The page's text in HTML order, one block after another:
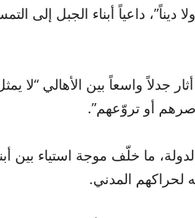
داعياً أبناء الجبل إلى
جدلاً واسعاً بين الأهالي “لا
أو تروّعهم”.
ما خلّف موجة استياء بين
لحراكهم المدني.